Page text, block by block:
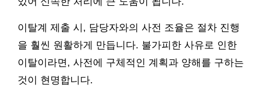
이탈계 제출 시, 담당자와의 사전 조율은 절차 진행
을 훨씬 원활하게 만듭니다. 불가피한 사유로 인한
이탈이라면, 사전에 구체적인 계획과 양해를 구하는
것이 현명합니다.